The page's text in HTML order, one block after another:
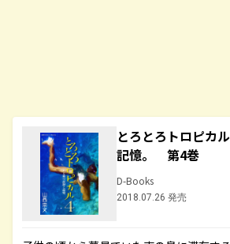
とろとろトロピカ
記憶。 第4巻
D-Books
2018.07.26 発売